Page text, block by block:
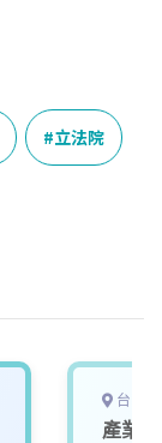
立法院
台中
產業